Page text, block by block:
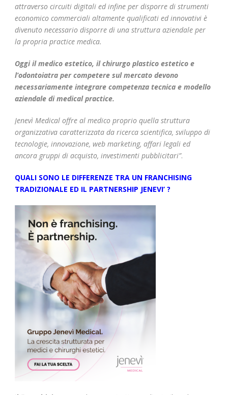
attraverso circuiti digitali ed infine per disporre di strumenti
economico commerciali altamente qualificati ed innovativi è
divenuto necessario disporre di una struttura aziendale per
la propria practice medica.
Oggi il medico estetico, il chirurgo plastico estetico e
l’odontoiatra per competere sul mercato devono
necessariamente integrare competenza tecnica e modello
aziendale di medical practice.
Jenevì Medical offre al medico proprio quella struttura
organizzativa caratterizzata da ricerca scientifica, sviluppo di
tecnologie, innovazione, web marketing, affari legali ed
ancora gruppi di acquisto, investimenti pubblicitari”.
QUALI SONO LE DIFFERENZE TRA UN FRANCHISING
TRADIZIONALE ED IL PARTNERSHIP JENEVI’ ?